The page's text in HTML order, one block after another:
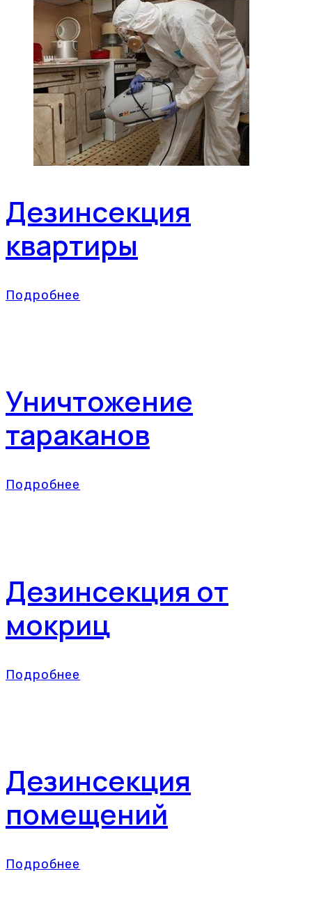
Дезинсекция
квартиры
Подробнее
Уничтожение
тараканов
Подробнее
Дезинсекция от
мокриц
Подробнее
Дезинсекция
помещений
Подробнее